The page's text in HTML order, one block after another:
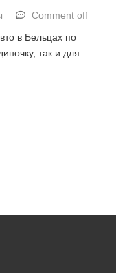
Comment off
в Бельцах по
так и для